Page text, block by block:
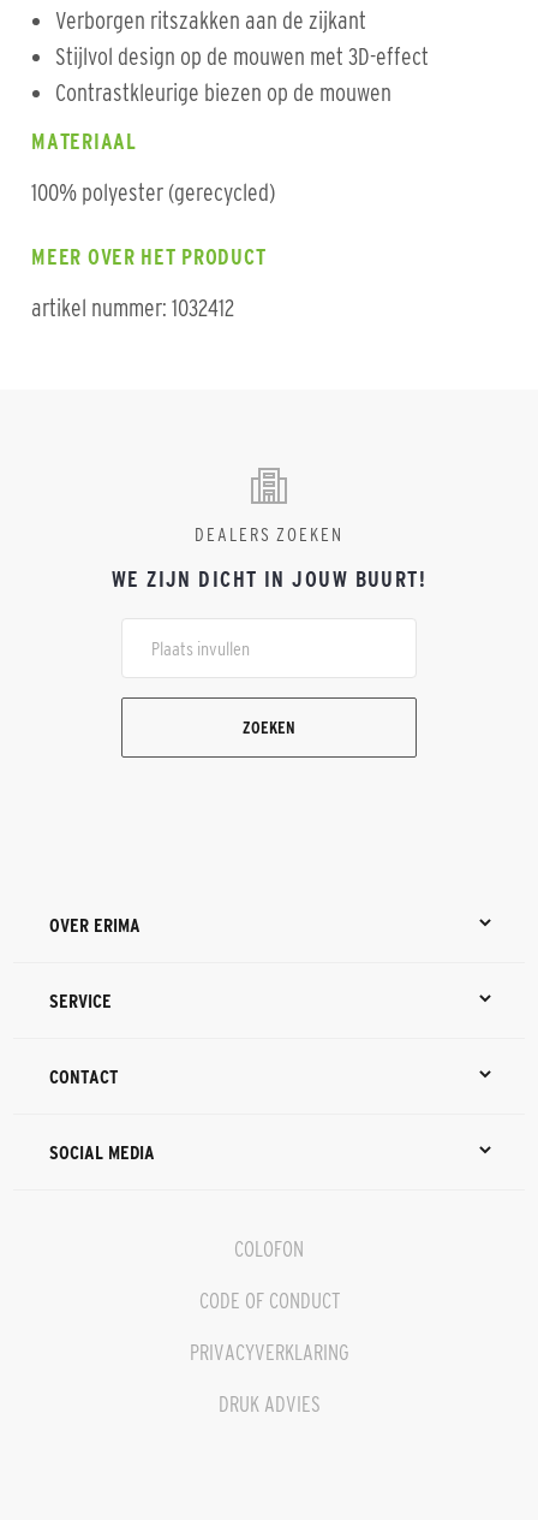
Verborgen ritszakken aan de zijkant
Stijlvol design op de mouwen met 3D-effect
Contrastkleurige biezen op de mouwen
MATERIAAL
100% polyester (gerecycled)
MEER OVER HET PRODUCT
artikel nummer: 1032412
DEALERS ZOEKEN
WE ZIJN DICHT IN JOUW BUURT!
ZOEKEN
OVER ERIMA
SERVICE
CONTACT
SOCIAL MEDIA
COLOFON
CODE OF CONDUCT
PRIVACYVERKLARING
DRUK ADVIES